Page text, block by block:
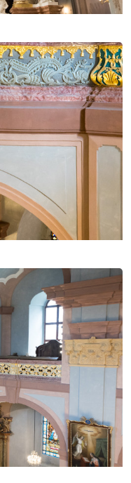
krypta s
z Moravy, kteří
Odpočívají zde
chrámě ve
hraběcího
roce 2007 byly v
u Přerova ulity
(850 kg) a sv.
posvěceny 5.
biskupem
a zavěšeny v
poutním chrámem
sv. Juda Tadeáš),
Boromejského z
sv. Václava a
19. století bylo
14 kaplí křížové
1877. Uprostřed
postavena kruhová
zvaná Římská.
stavbu byla hrobka
Anastáze Grüna ve
poutního chrámu
Věhlasné pouti k